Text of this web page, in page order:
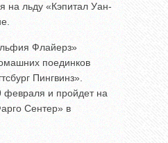
на льду «Кэпитал Уан-
Флайерз»
поединков
Пингвинз».
февраля и пройдет на
Сентер» в